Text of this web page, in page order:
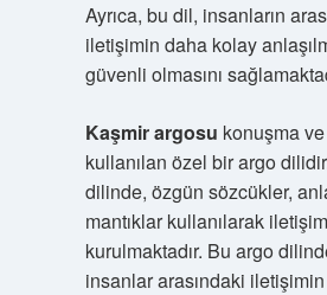
Ayrıca, bu dil, insanların
iletişimin daha kolay
güvenli olmasını
Kaşmir argosu konuşma
kullanılan özel bir argo
dilinde, özgün sözcükler,
mantıklar kullanılarak iletişim
kurulmaktadır. Bu argo
insanlar arasındaki iletişimin